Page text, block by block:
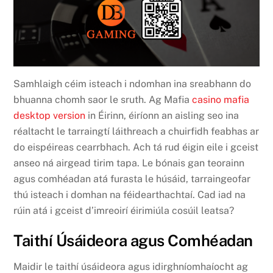
Samhlaigh céim isteach i ndomhan ina sreabhann do
bhuanna chomh saor le sruth. Ag Mafiacasino mafia
desktop version in Éirinn, éiríonn an aisling seo ina
réaltacht le tarraingtí láithreach a chuirfidh feabhas ar
do eispéireas cearrbhach. Ach tá rud éigin eile i gceist
anseo ná airgead tirim tapa. Le bónais gan teorainn
agus comhéadan atá furasta le húsáid, tarraingeofar
thú isteach i domhan na féidearthachtaí. Cad iad na
rúin atá i gceist d’imreoirí éirimiúla cosúil leatsa?
Taithí Úsáideora agus Comhéadan
Maidir le taithí úsáideora agus idirghníomhaíocht ag